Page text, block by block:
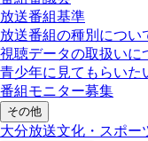
放送番組基準
放送番組の種別につい
視聴データの取扱いに
青少年に見てもらいた
番組モニター募集
その他
大分放送文化・スポー